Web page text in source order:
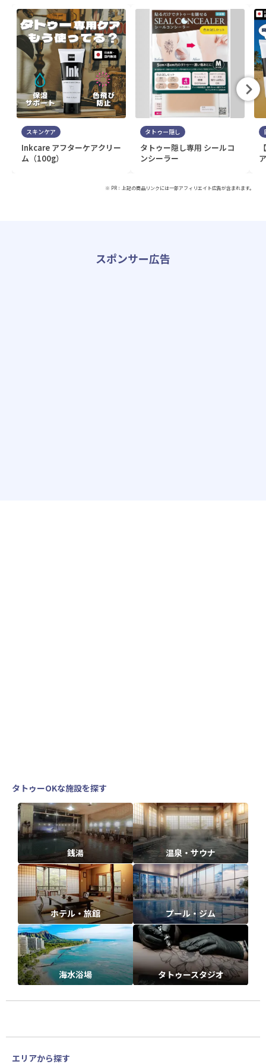
スキンケア
Inkcare アフターケアクリー
ム（100g）
タトゥー隠し
タトゥー隠し専用 シールコ
ンシーラー
※ PR：上記の商品リンクには一部アフィリエイト広告が含まれます。
スポンサー広告
タトゥーOKな施設を探す
銭湯 温泉・サウナ
ホテル・旅館 プール・ジム
海水浴場 タトゥースタジオ
エリアから探す